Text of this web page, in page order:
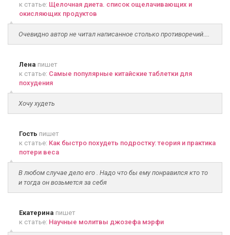
к статье: Щелочная диета. список ощелачивающих и
окисляющих продуктов
Очевидно автор не читал написанное столько противоречий....
Лена пишет
к статье: Самые популярные китайские таблетки для
похудения
Хочу худеть
Гость пишет
к статье: Как быстро похудеть подростку: теория и практика
потери веса
В любом случае дело его . Надо что бы ему понравился кто то
и тогда он возьмется за себя
Екатерина пишет
к статье: Научные молитвы джозефа мэрфи